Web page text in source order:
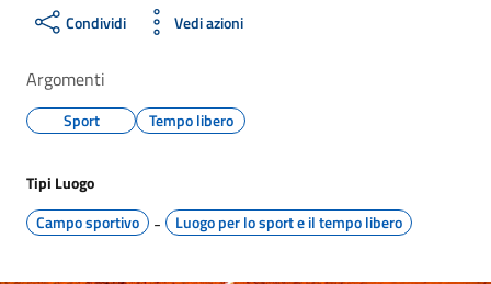
Condividi Vedi azioni
Argomenti
Sport Tempo libero
Tipi Luogo
Campo sportivo
- Luogo per lo sport e il tempo libero